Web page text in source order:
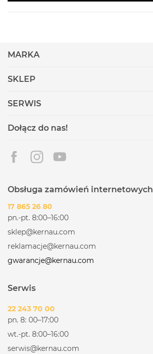
MARKA
SKLEP
SERWIS
Dołącz do nas!
Obsługa zamówień internetowych
17 865 26 80
pn.-pt. 8:00–16:00
sklep@kernau.com
reklamacje@kernau.com
gwarancje@kernau.com
Serwis
22 243 70 00
pn. 8: 00–17:00
wt.-pt. 8:00–16:00
serwis@kernau.com